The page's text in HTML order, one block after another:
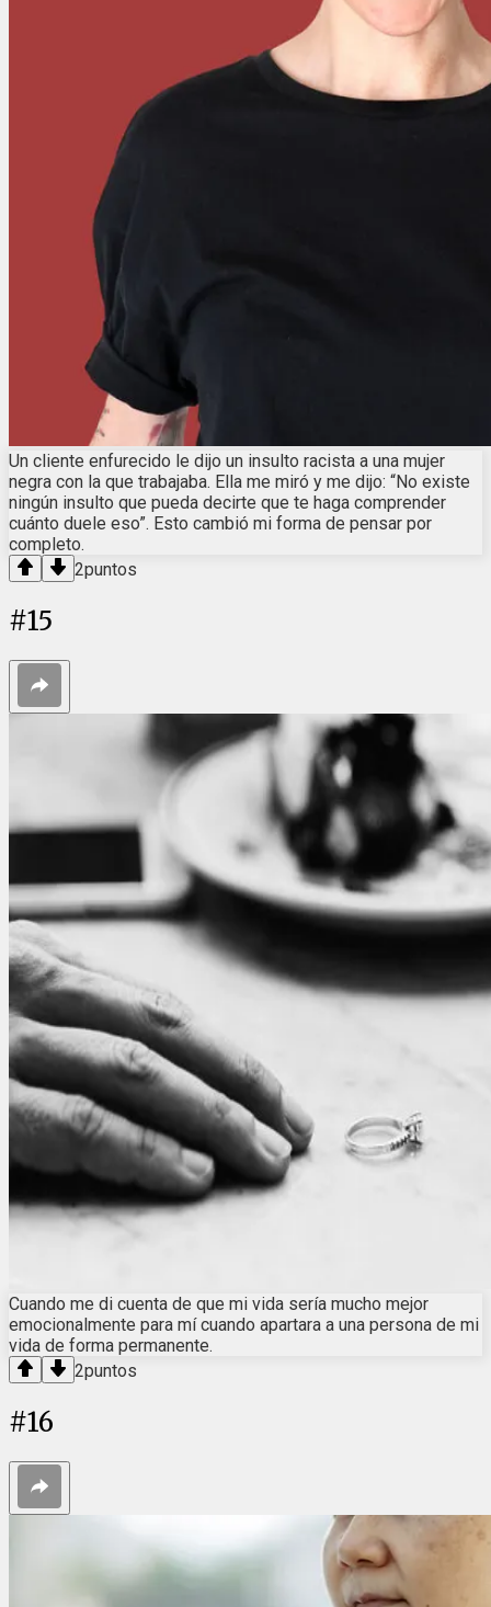
Un cliente enfurecido le dijo un insulto racista a una mujer
negra con la que trabajaba. Ella me miró y me dijo: “No existe
ningún insulto que pueda decirte que te haga comprender
cuánto duele eso”. Esto cambió mi forma de pensar por
completo.
2puntos
#15
Cuando me di cuenta de que mi vida sería mucho mejor
emocionalmente para mí cuando apartara a una persona de mi
vida de forma permanente.
2puntos
#16